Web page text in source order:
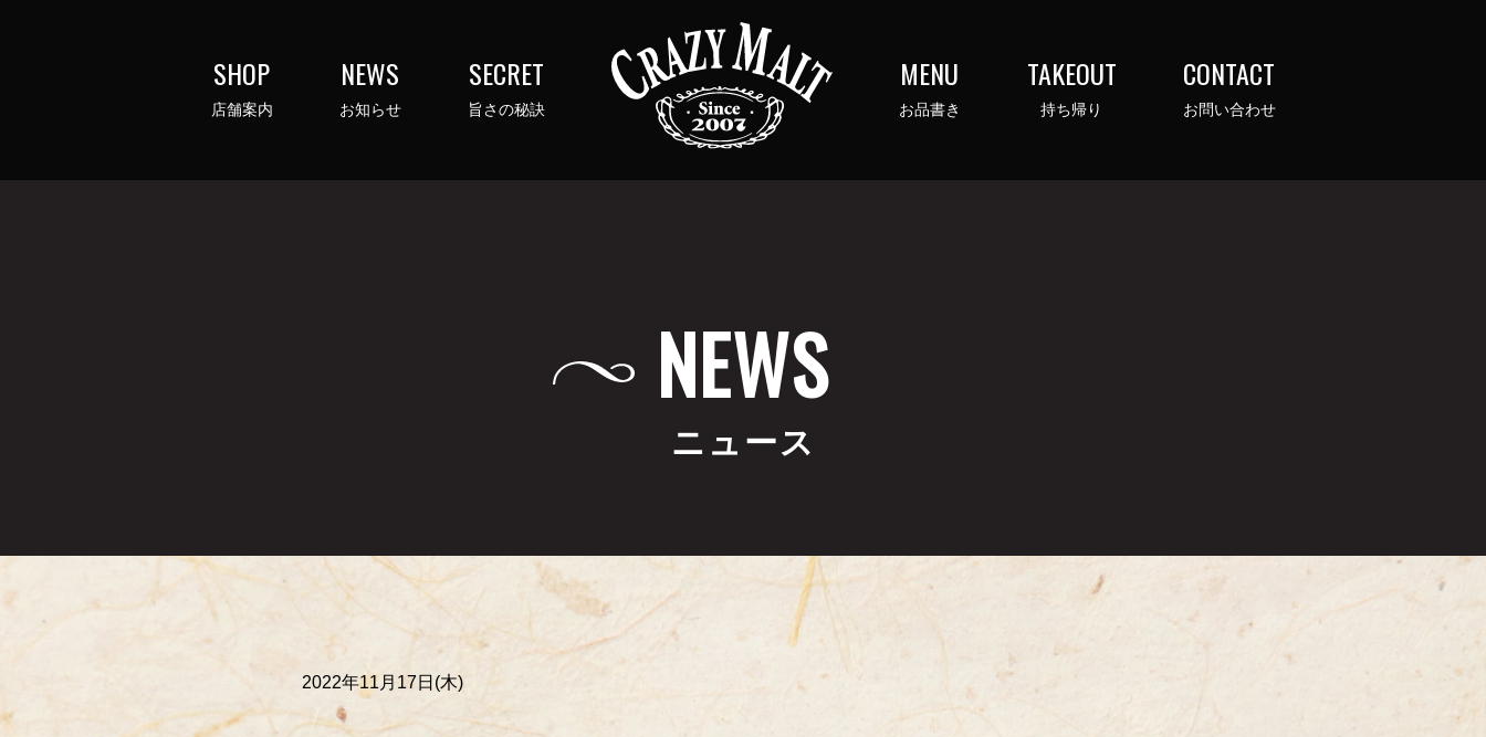
SHOP
店舗案内
NEWS
お知らせ
SECRET
旨さの秘訣
MENU
お品書き
TAKEOUT
持ち帰り
CONTACT
お問い合わせ
NEWS
ニュース
2022年11月17日(木)